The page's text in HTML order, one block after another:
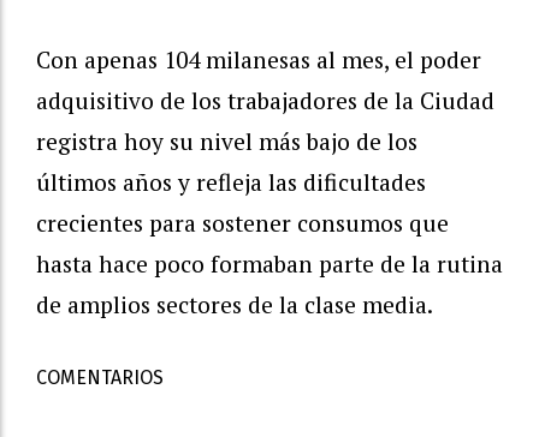
Con apenas 104 milanesas al mes, el poder
adquisitivo de los trabajadores de la Ciudad
registra hoy su nivel más bajo de los
últimos años y refleja las dificultades
crecientes para sostener consumos que
hasta hace poco formaban parte de la rutina
de amplios sectores de la clase media.
COMENTARIOS